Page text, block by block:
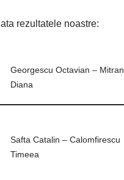
Iata rezultatele noastre:
Georgescu Octavian – Mitran
Diana
Safta Catalin – Calomfirescu
Timeea